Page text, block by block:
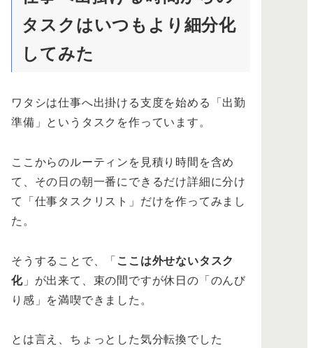
タスクはいつもより細分化
してみた
ワタシは仕事へ出掛ける支度を始める「出勤
準備」というタスクを作っています。
ここからのルーティンを見積り時間を含め
て、その日の朝一番にできるだけ詳細に分け
て「仕事タスクリスト」だけを作ってみまし
た。
そうすることで、「ここは外せないタスク
化」が出来て、束の間ですが休日の「のんび
り感」を満喫できました。
とは言え、ちょっとした気分転換でした